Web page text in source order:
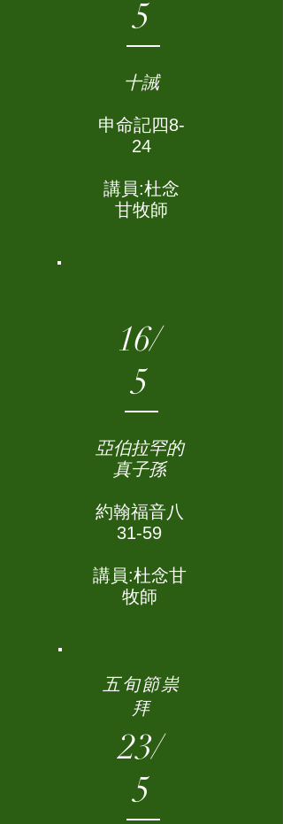
5
十誡
申命記四8-
24
講員:杜念
甘牧師
16/
5
亞伯拉罕的
真子孫
約翰福音八
31-59
講員:杜念甘
牧師
五旬節祟
拜
23/
5